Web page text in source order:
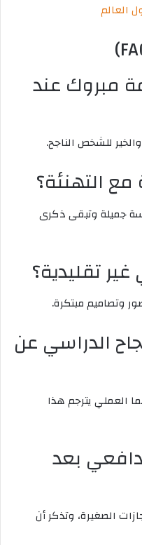
العالم
مبروك عند
والخير للشخص الناجح.
جميلة وتبقى ذكرى
وتصاميم مبتكرة.
الدراسي عن
العملي يترجم هذا
بعد
الصغيرة، وتذكر أن